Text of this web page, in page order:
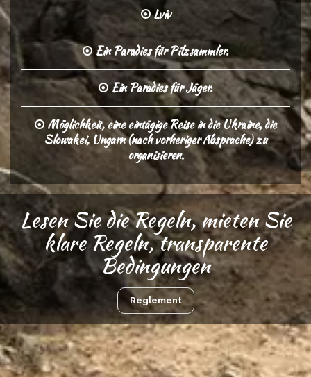
Lviv
Ein Paradies für Pilzsammler.
Ein Paradies für Jäger.
Möglichkeit, eine eintägige Reise in die Ukraine, die
Slowakei, Ungarn (nach vorheriger Absprache) zu
organisieren.
Lesen Sie die Regeln, mieten Sie
klare Regeln, transparente
Bedingungen
Reglement